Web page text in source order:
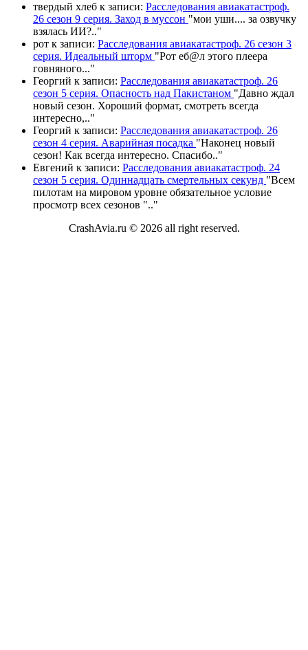
твердый хлеб к записи: Расследования авиакатастроф.
26 сезон 9 серия. Заход в муссон "мои уши.... за озвучку
взялась ИИ?.."
рот к записи: Расследования авиакатастроф. 26 сезон 3
серия. Идеальный шторм "Рот еб@л этого плеера
говняного..."
Георгий к записи: Расследования авиакатастроф. 26
сезон 5 серия. Опасность над Пакистаном "Давно ждал
новый сезон. Хороший формат, смотреть всегда
интересно,.."
Георгий к записи: Расследования авиакатастроф. 26
сезон 4 серия. Аварийная посадка "Наконец новый
сезон! Как всегда интересно. Спасибо.."
Евгений к записи: Расследования авиакатастроф. 24
сезон 5 серия. Одиннадцать смертельных секунд "Всем
пилотам на мировом уровне обязательное условие
просмотр всех сезонов ".."
CrashAvia.ru © 2026 all right reserved.